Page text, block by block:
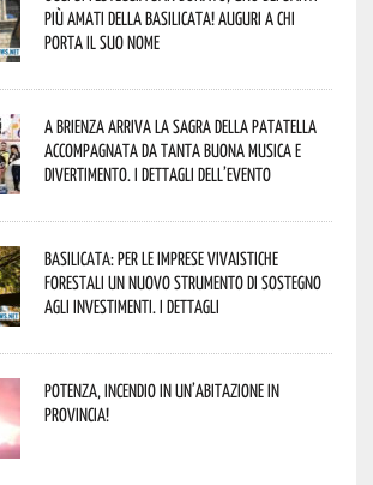
più amati della Basilicata! Auguri a chi
porta il suo nome
A Brienza arriva la Sagra della Patatella
accompagnata da tanta buona musica e
divertimento. I dettagli dell’evento
Basilicata: per le imprese vivaistiche
forestali un nuovo strumento di sostegno
agli investimenti. I dettagli
Potenza, incendio in un’abitazione in
provincia!